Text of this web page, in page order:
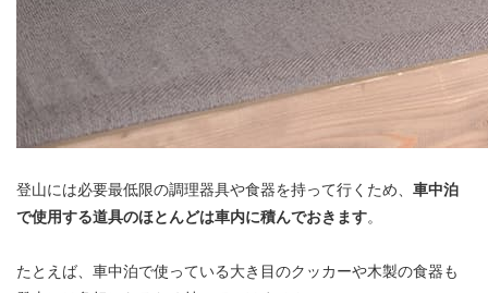
登山には必要最低限の調理器具や食器を持って行くため、 車中泊
で使用する道具のほとんどは車内に積んでおきます。
たとえば、車中泊で使っている大き目のクッカーや木製の食器も